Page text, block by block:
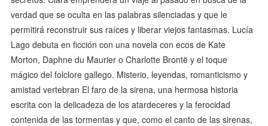
verdad que se oculta en las palabras silenciadas y que le
permitirá reconstruir sus raíces y liberar viejos fantasmas. Lucía
Lago debuta en ficción con una novela con ecos de Kate
Morton, Daphne du Maurier o Charlotte Brontë y el toque
mágico del folclore gallego. Misterio, leyendas, romanticismo y
amistad vertebran El faro de la sirena, una hermosa historia
escrita con la delicadeza de los atardeceres y la ferocidad
contenida de las tormentas y que, como el canto de las sirenas,